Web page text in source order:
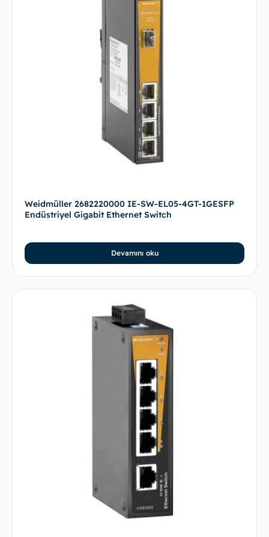
Weidmüller 2682220000 IE-SW-EL05-4GT-1GESFP
Endüstriyel Gigabit Ethernet Switch
Devamını oku